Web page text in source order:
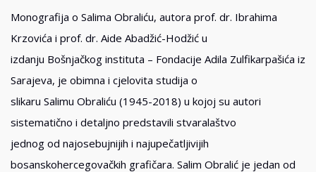
Monografija o Salima Obraliću, autora prof. dr. Ibrahima
Krzovića i prof. dr. Aide Abadžić-Hodžić u
izdanju Bošnjačkog instituta – Fondacije Adila Zulfikarpašića iz
Sarajeva, je obimna i cjelovita studija o
slikaru Salimu Obraliću (1945-2018) u kojoj su autori
sistematično i detaljno predstavili stvaralaštvo
jednog od najosebujnijih i najupečatljivijih
bosanskohercegovačkih grafičara. Salim Obralić je jedan od